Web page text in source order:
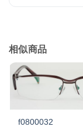
相似商品
f0800032